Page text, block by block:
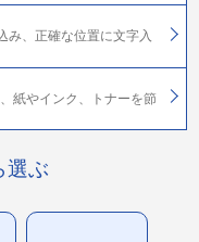
み、正確な位置に文字入
紙やインク、トナーを節
選ぶ